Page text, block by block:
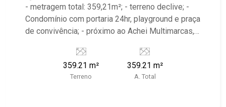
- metragem total: 359,21m²; - terreno declive; -
Condomínio com portaria 24hr, playground e praça
de convivência; - próximo ao Achei Multimarcas,
Imóveis, referência em venda, compra e locação.
- Sinta-se em casa na Ribeirão Imóveis, afinal
Somos e Vivemos Ribeirão: - funcionários
359.21 m²
Terreno
359.21 m²
A. Total